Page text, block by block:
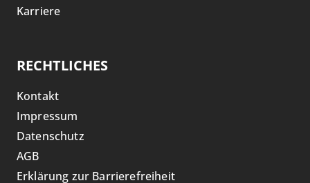
Karriere
RECHTLICHES
Kontakt
Impressum
Datenschutz
AGB
Erklärung zur Barrierefreiheit